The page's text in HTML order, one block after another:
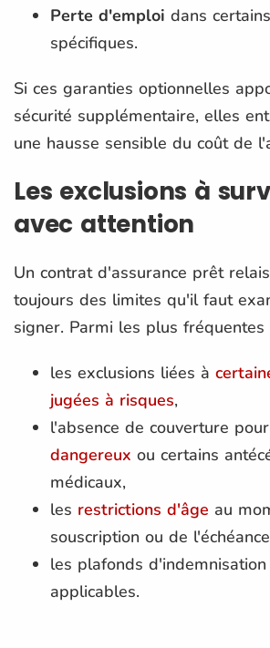
Perte d'emploi dans
spécifiques.
Si ces garanties optionnelles
sécurité supplémentaire, elles
une hausse sensible du coût de
Les exclusions à
avec attention
Un contrat d'assurance prêt
toujours des limites qu'il faut
signer. Parmi les plus fréquentes
les exclusions liées à
jugées à risques,
l'absence de couverture
dangereux ou certains
médicaux,
les restrictions d'âge au
souscription ou de
les plafonds
applicables.